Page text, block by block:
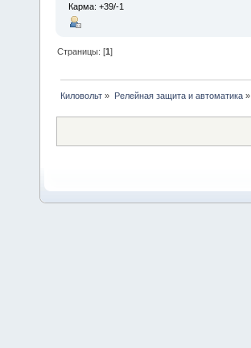
Карма: +39/-1
Страницы: [1]
Киловольт » Релейная защита и автоматика»